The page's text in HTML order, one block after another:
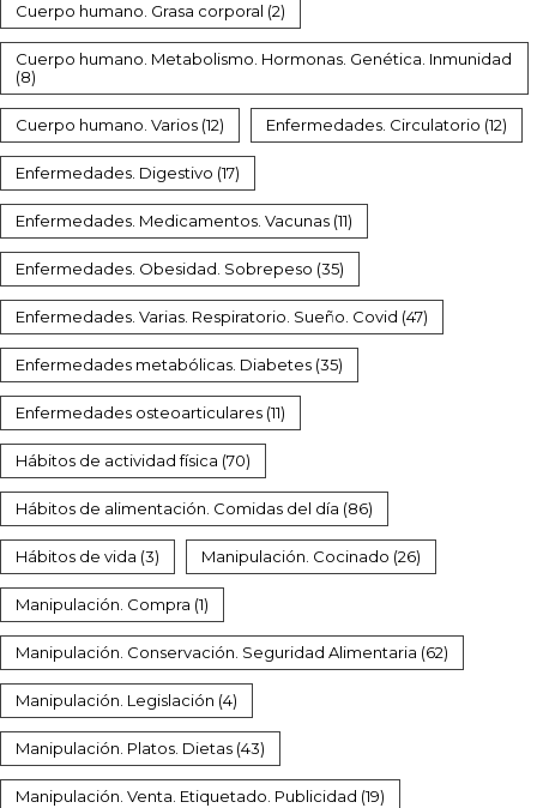
Cuerpo humano. Grasa corporal (2)
Cuerpo humano. Metabolismo. Hormonas. Genética. Inmunidad
(8)
Cuerpo humano. Varios (12) Enfermedades. Circulatorio (12)
Enfermedades. Digestivo (17)
Enfermedades. Medicamentos. Vacunas (11)
Enfermedades. Obesidad. Sobrepeso (35)
Enfermedades. Varias. Respiratorio. Sueño. Covid (47)
Enfermedades metabólicas. Diabetes (35)
Enfermedades osteoarticulares (11)
Hábitos de actividad física (70)
Hábitos de alimentación. Comidas del día (86)
Hábitos de vida (3) Manipulación. Cocinado (26)
Manipulación. Compra (1)
Manipulación. Conservación. Seguridad Alimentaria (62)
Manipulación. Legislación (4)
Manipulación. Platos. Dietas (43)
Manipulación. Venta. Etiquetado. Publicidad (19)